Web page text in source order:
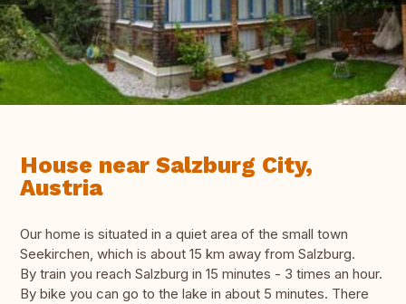
House near Salzburg City,
Austria
Our home is situated in a quiet area of the small town
Seekirchen, which is about 15 km away from Salzburg.
By train you reach Salzburg in 15 minutes - 3 times an hour.
By bike you can go to the lake in about 5 minutes. There